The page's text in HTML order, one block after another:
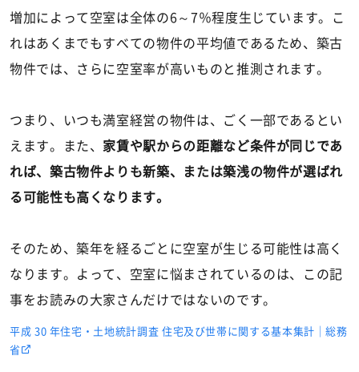
増加によって空室は全体の6～7％程度生じています。こ
れはあくまでもすべての物件の平均値であるため、築古
物件では、さらに空室率が高いものと推測されます。
つまり、いつも満室経営の物件は、ごく一部であるとい
えます。また、 家賃や駅からの距離など条件が同じであ
れば、築古物件よりも新築、または築浅の物件が選ばれ
る可能性も高くなります。
そのため、築年を経るごとに空室が生じる可能性は高く
なります。よって、空室に悩まされているのは、この記
事をお読みの大家さんだけではないのです。
平成 30 年住宅・土地統計調査 住宅及び世帯に関する基本集計｜総務
省